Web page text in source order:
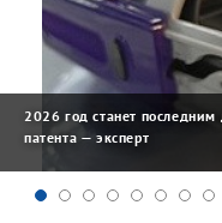
2026 год станет
патента — эксперт